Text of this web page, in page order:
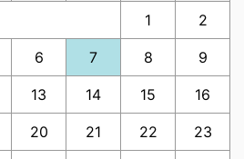
1 2
6 7 8 9
13 14 15 16
20 21 22 23